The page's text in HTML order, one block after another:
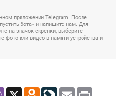
приложении Telegram. После
бота» и напишите нам. Для
на значок скрепки, выберите
фото или видео в памяти устройства и
Viber X Odnoklassniki
LiveJournal
Email Print